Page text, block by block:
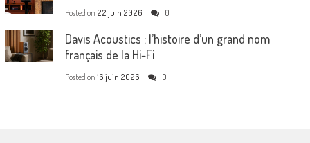
Posted on 22 juin 2026 0
Davis Acoustics : l’histoire d’un grand nom
français de la Hi-Fi
Posted on 16 juin 2026 0